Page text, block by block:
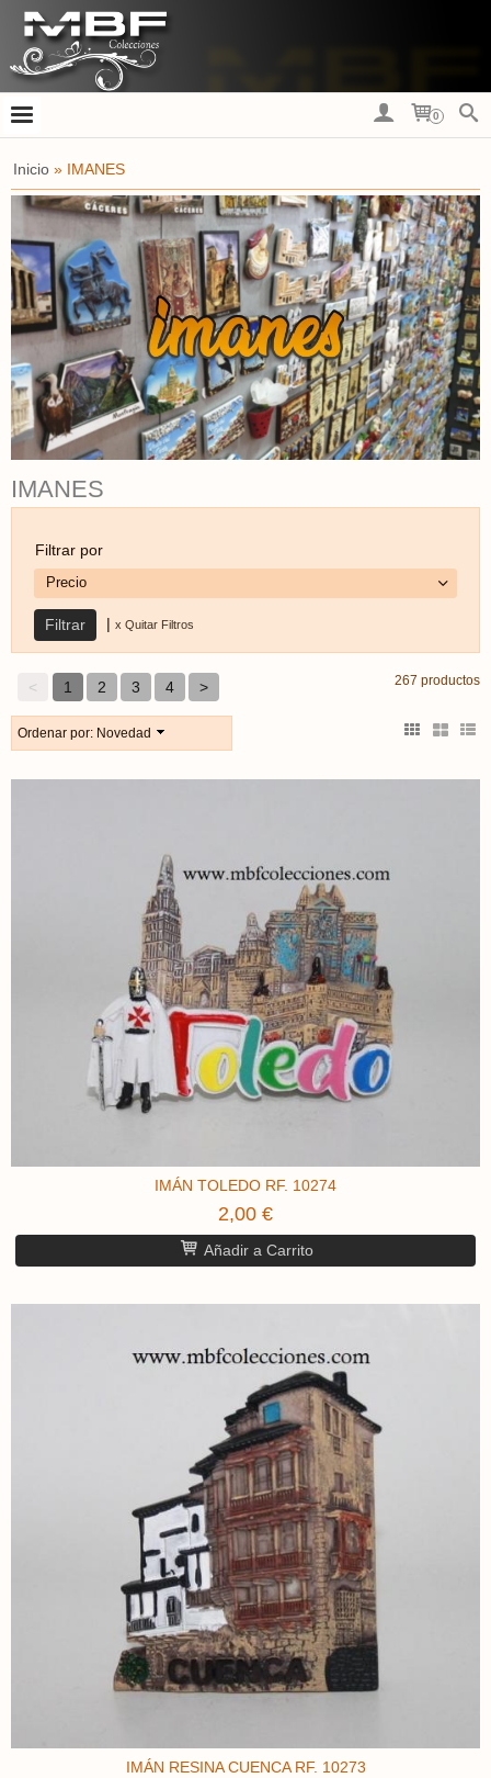
0
Inicio » IMANES
IMANES
Filtrar por
Precio
| x Quitar Filtros
< 1 2 3 4 > 267 productos
Ordenar por: Novedad
IMÁN TOLEDO RF. 10274
2,00 €
Añadir a Carrito
IMÁN RESINA CUENCA RF. 10273